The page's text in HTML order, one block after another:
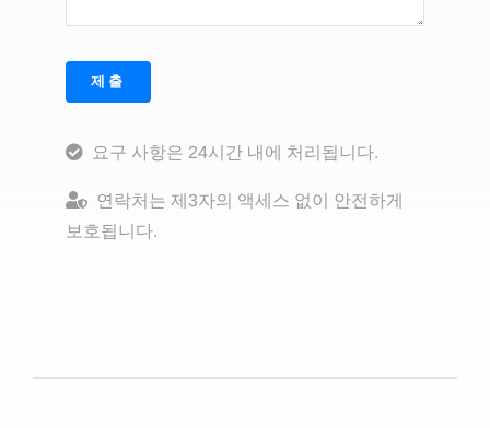
제출
요구 사항은 24시간 내에 처리됩니다.
연락처는 제3자의 액세스 없이 안전하게
보호됩니다.